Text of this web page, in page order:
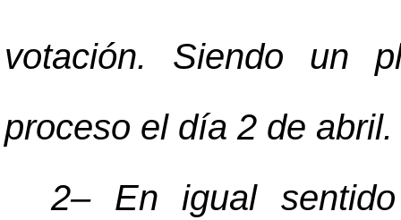
votación. Siendo un
proceso el día 2 de abril.
2–En igual sentido